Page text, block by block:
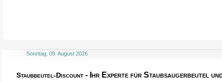
Sonntag, 09. August 2026
Staubbeutel-Discount - Ihr Experte für Staubsaugerbeutel